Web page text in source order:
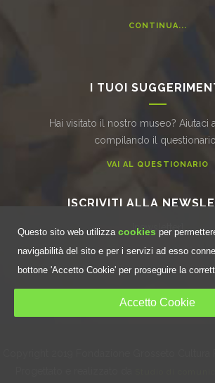
CONTINUA...
I TUOI
Hai visitato il nostro museo? Aiutaci
compilando il questionario..
VAI AL QUESTIONARIO
ISCRIVITI ALLA
[newsletter]
Questo sito web utilizza cookies per
navigabilità del sito e per i servizi ad esso
bottone 'Accetto Cookie' per proseguire la
Accetto Cookie